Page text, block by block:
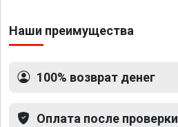
Наши преимущества
100% возврат денег
Оплата после проверки